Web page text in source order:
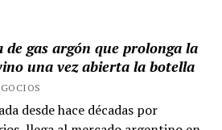
gas argón que prolonga la
una vez abierta la botella
desde hace décadas por